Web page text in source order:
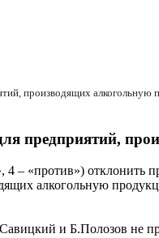
предприятий,
– «против») отклонить
алкогольную
и Б.Полозов не